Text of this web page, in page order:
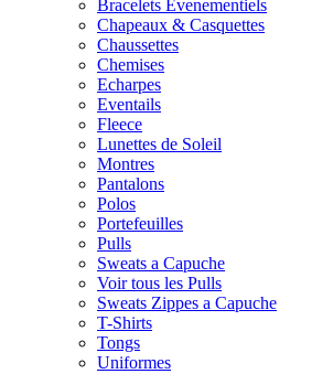
Bracelets Evenementiels
Chapeaux & Casquettes
Chaussettes
Chemises
Echarpes
Eventails
Fleece
Lunettes de Soleil
Montres
Pantalons
Polos
Portefeuilles
Pulls
Sweats a Capuche
Voir tous les Pulls
Sweats Zippes a Capuche
T-Shirts
Tongs
Uniformes